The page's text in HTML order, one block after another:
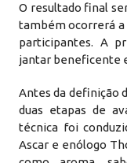
O resultado final
também ocorrerá a
participantes. A
jantar beneficente
Antes da definição
duas etapas de
técnica foi
Ascar e enólogo